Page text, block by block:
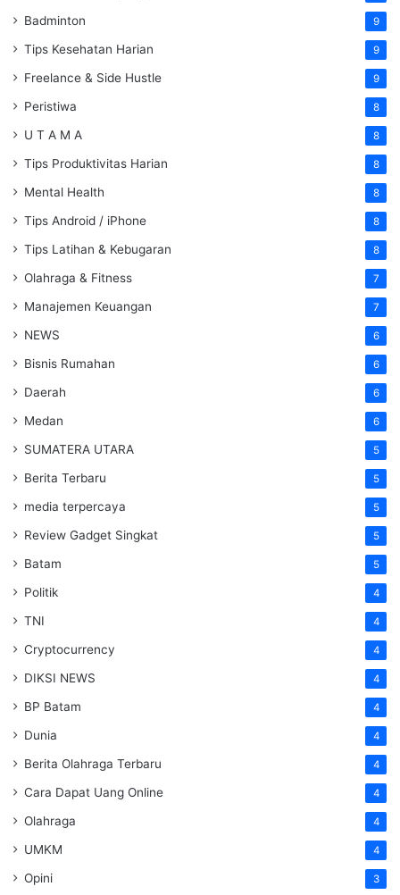
Badminton 9
Tips Kesehatan Harian 9
Freelance & Side Hustle 9
Peristiwa 8
U T A M A 8
Tips Produktivitas Harian 8
Mental Health 8
Tips Android / iPhone 8
Tips Latihan & Kebugaran 8
Olahraga & Fitness 7
Manajemen Keuangan 7
NEWS 6
Bisnis Rumahan 6
Daerah 6
Medan 6
SUMATERA UTARA 5
Berita Terbaru 5
media terpercaya 5
Review Gadget Singkat 5
Batam 5
Politik 4
TNI 4
Cryptocurrency 4
DIKSI NEWS 4
BP Batam 4
Dunia 4
Berita Olahraga Terbaru 4
Cara Dapat Uang Online 4
Olahraga 4
UMKM 4
Opini 3